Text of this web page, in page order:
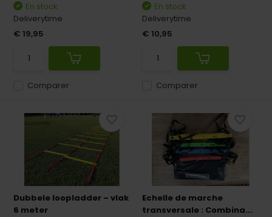
Comparer
En stock
Deliverytime
€ 19,95
Comparer
En stock
Deliverytime
€ 10,95
Dubbele loopladder – vlak
6 meter
Echelle de marche
transversale : Combina...